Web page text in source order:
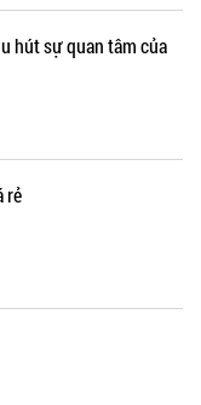
hút sự quan tâm của
rẻ